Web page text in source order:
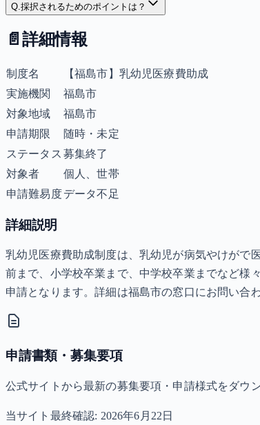
Q.採択されるためのポイントは？
📄 詳細情報
制度名
【福島市】乳幼児医療費助成
実施機関
福島市
対象地域
福島市
申請期限
随時・未定
ステータス 募集終了
対象者
個人、世帯
申請難易度データ不足
詳細説明
乳幼児医療費助成制度は、乳幼児が病気やけがで
前まで、小学校卒業まで、中学校卒業までなど様
申請となります。詳細は福島市の窓口にお問い合
申請書類・募集要項
公式サイトから最新の募集要項・申請様式をダウ
当サイト最終確認: 2026年6月22日